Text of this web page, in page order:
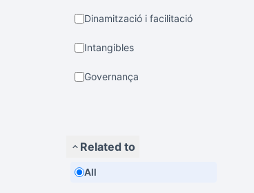
Dinamització i facilitació
Intangibles
Governança
Related to
All